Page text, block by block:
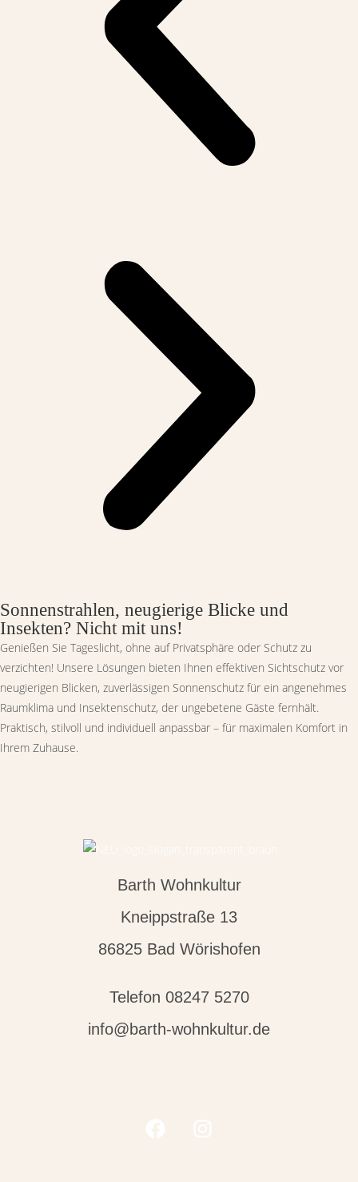
Sonnenstrahlen, neugierige Blicke und
Insekten? Nicht mit uns!
Genießen Sie Tageslicht, ohne auf Privatsphäre oder Schutz zu
verzichten! Unsere Lösungen bieten Ihnen effektiven Sichtschutz vor
neugierigen Blicken, zuverlässigen Sonnenschutz für ein angenehmes
Raumklima und Insektenschutz, der ungebetene Gäste fernhält.
Praktisch, stilvoll und individuell anpassbar – für maximalen Komfort in
Ihrem Zuhause.
Barth Wohnkultur
Kneippstraße 13
86825 Bad Wörishofen
Telefon 08247 5270
info@barth-wohnkultur.de